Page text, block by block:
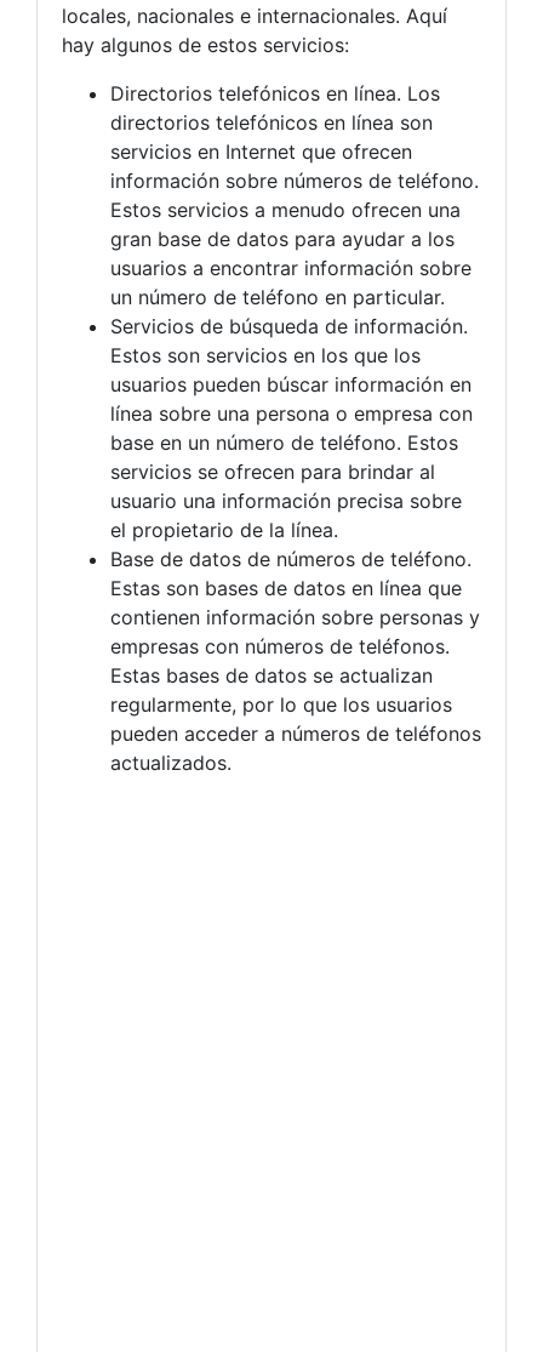
locales, nacionales e internacionales. Aquí
hay algunos de estos servicios:
Directorios telefónicos en línea. Los
directorios telefónicos en línea son
servicios en Internet que ofrecen
información sobre números de teléfono.
Estos servicios a menudo ofrecen una
gran base de datos para ayudar a los
usuarios a encontrar información sobre
un número de teléfono en particular.
Servicios de búsqueda de información.
Estos son servicios en los que los
usuarios pueden búscar información en
línea sobre una persona o empresa con
base en un número de teléfono. Estos
servicios se ofrecen para brindar al
usuario una información precisa sobre
el propietario de la línea.
Base de datos de números de teléfono.
Estas son bases de datos en línea que
contienen información sobre personas y
empresas con números de teléfonos.
Estas bases de datos se actualizan
regularmente, por lo que los usuarios
pueden acceder a números de teléfonos
actualizados.